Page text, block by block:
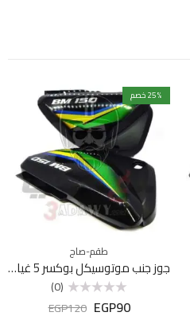
25% خصم
طقم-صاج
جوز جنب موتوسيكل بوكسر 5 غيار سعر
التقييم
(0)
EGP90
EGP120